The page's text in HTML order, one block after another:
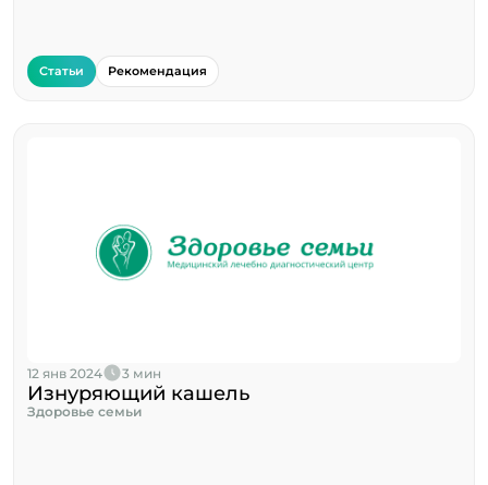
Статьи Рекомендация
12 янв 2024 3 мин
Изнуряющий кашель
Здоровье семьи